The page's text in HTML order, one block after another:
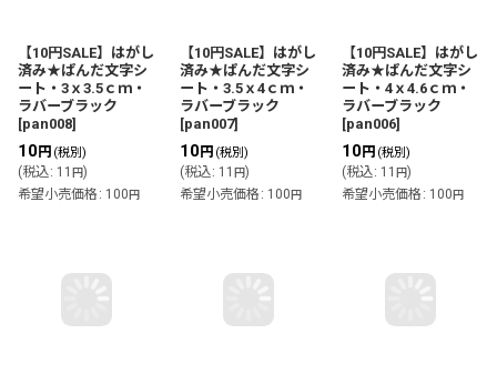
【10円SALE】はがし
済み★ぱんだ文字シ
ート・3ｘ3.5ｃｍ・
ラバーブラック
[pan008]
10円 (税別)
(税込: 11 円)
希望小売価格 : 100 円
【10円SALE】はがし
済み★ぱんだ文字シ
ート・3.5ｘ4ｃｍ・
ラバーブラック
[pan007]
10円 (税別)
(税込: 11 円)
希望小売価格 : 100 円
【10円SALE】はがし
済み★ぱんだ文字シ
ート・4ｘ4.6ｃｍ・
ラバーブラック
[pan006]
10円 (税別)
(税込: 11 円)
希望小売価格 : 100 円